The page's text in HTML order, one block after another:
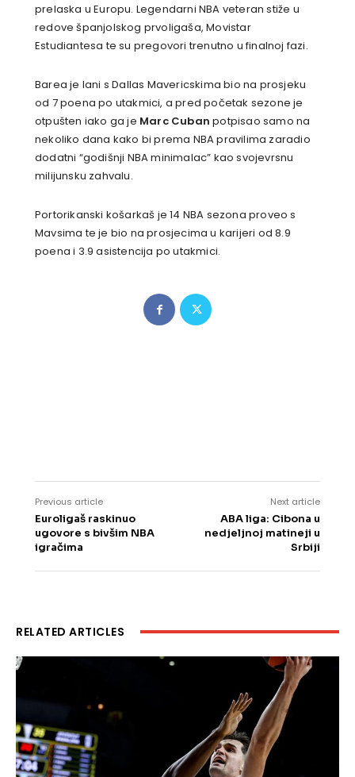
prelaska u Europu. Legendarni NBA veteran stiže u
redove španjolskog prvoligaša, Movistar
Estudiantesa te su pregovori trenutno u finalnoj fazi.
Barea je lani s Dallas Mavericskima bio na prosjeku
od 7 poena po utakmici, a pred početak sezone je
otpušten iako ga je Marc Cuban potpisao samo na
nekoliko dana kako bi prema NBA pravilima zaradio
dodatni “godišnji NBA minimalac” kao svojevrsnu
milijunsku zahvalu.
Portorikanski košarkaš je 14 NBA sezona proveo s
Mavsima te je bio na prosjecima u karijeri od 8.9
poena i 3.9 asistencija po utakmici.
Previous article
Euroligaš raskinuo
ugovore s bivšim NBA
igračima
Next article
ABA liga: Cibona u
nedjeljnoj matineji u
Srbiji
RELATED ARTICLES